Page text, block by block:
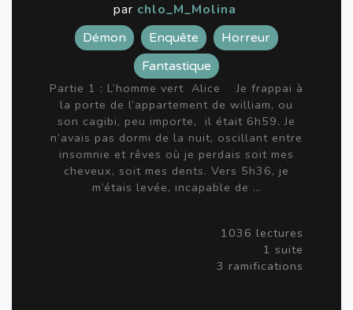
par chlo_M_Molina
Démon Enquête
Horreur
Fantastique
Partie 1 : L’homme vert Alice Je frappai à
la porte de l’appartement de william, ou
son cagibi, peu importe, il était 6h59. Je
n’avais pas dormi de la nuit, oscillant entre
insomnie et rêves où je perdais soit mes
cheveux, soit mes dents. Vers 5h36, je
m’étais levée, incapable de …
1036 lectures
1 suite
3 ramifications